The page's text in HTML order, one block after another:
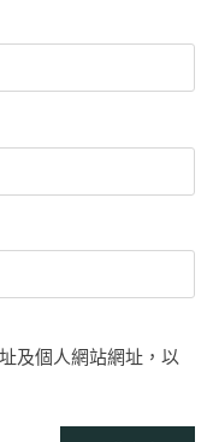
及個人網站網址，以